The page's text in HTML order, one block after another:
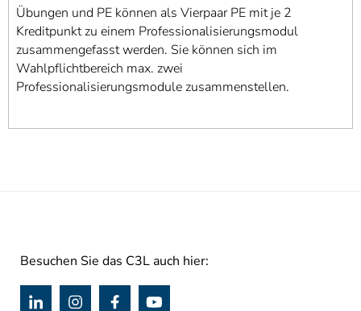
Übungen und PE können als Vierpaar PE mit je 2
Kreditpunkt zu einem Professionalisierungsmodul
zusammengefasst werden. Sie können sich im
Wahlpflichtbereich max. zwei
Professionalisierungsmodule zusammenstellen.
Besuchen Sie das C3L auch hier: